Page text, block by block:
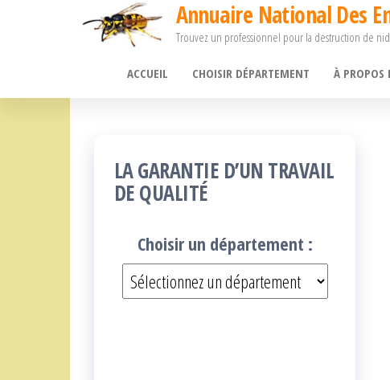
Annuaire National Des
Trouvez un professionnel pour la destruction de
ACCUEIL CHOISIR DÉPARTEMENT À PROPOS
LA GARANTIE D’UN TRAVAIL
DE QUALITÉ
Choisir un département :